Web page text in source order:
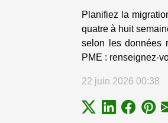
Planifiez la
quatre à huit
selon les données
PME : renseignez-
22 juin 2026 00:38